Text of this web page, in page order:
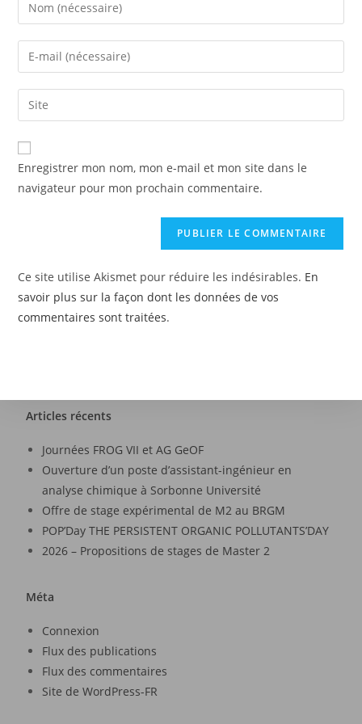
Enregistrer mon nom, mon e-mail et mon site dans le
navigateur pour mon prochain commentaire.
Ce site utilise Akismet pour réduire les indésirables. En
savoir plus sur la façon dont les données de vos
commentaires sont traitées.
Articles récents
Journées FROG VII et AG GeOF
Ouverture d’un poste d’assistant-ingénieur en
analyse chimique à Sorbonne Université
Offre de stage expérimental de M2 au BRGM
POP’Day THE PERSISTENT ORGANIC POLLUTANTS’DAY
2026 – Propositions de stages de Master 2
Méta
Connexion
Flux des publications
Flux des commentaires
Site de WordPress-FR